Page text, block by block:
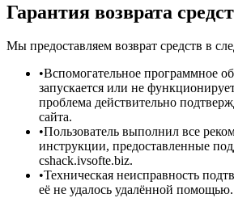
Гарантия возврата
Мы предоставляем возврат средств в
•Вспомогательное программное
запускается или не
проблема действительно
сайта.
•Пользователь выполнил все
инструкции, предоставленные
cshack.ivsofte.biz.
•Техническая неисправность
её не удалось удалённой помощью.